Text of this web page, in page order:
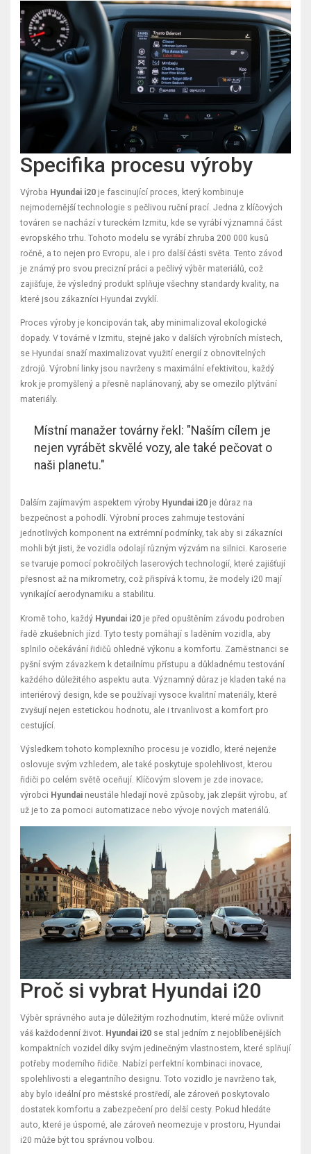
Specifika procesu výroby
Výroba Hyundai i20 je fascinující proces, který kombinuje
nejmodernější technologie s pečlivou ruční prací. Jedna z klíčových
továren se nachází v tureckém Izmitu, kde se vyrábí významná část
evropského trhu. Tohoto modelu se vyrábí zhruba 200 000 kusů
ročně, a to nejen pro Evropu, ale i pro další části světa. Tento závod
je známý pro svou precizní práci a pečlivý výběr materiálů, což
zajišťuje, že výsledný produkt splňuje všechny standardy kvality, na
které jsou zákazníci Hyundai zvyklí.
Proces výroby je koncipován tak, aby minimalizoval ekologické
dopady. V továrně v Izmitu, stejně jako v dalších výrobních místech,
se Hyundai snaží maximalizovat využití energií z obnovitelných
zdrojů. Výrobní linky jsou navrženy s maximální efektivitou, každý
krok je promyšlený a přesně naplánovaný, aby se omezilo plýtvání
materiály.
Místní manažer továrny řekl: "Naším cílem je
nejen vyrábět skvělé vozy, ale také pečovat o
naši planetu."
Dalším zajímavým aspektem výroby Hyundai i20 je důraz na
bezpečnost a pohodlí. Výrobní proces zahrnuje testování
jednotlivých komponent na extrémní podmínky, tak aby si zákazníci
mohli být jisti, že vozidla odolají různým výzvám na silnici. Karoserie
se tvaruje pomocí pokročilých laserových technologií, které zajišťují
přesnost až na mikrometry, což přispívá k tomu, že modely i20 mají
vynikající aerodynamiku a stabilitu.
Kromě toho, každý Hyundai i20 je před opuštěním závodu podroben
řadě zkušebních jízd. Tyto testy pomáhají s laděním vozidla, aby
splnilo očekávání řidičů ohledně výkonu a komfortu. Zaměstnanci se
pyšní svým závazkem k detailnímu přístupu a důkladnému testování
každého důležitého aspektu auta. Významný důraz je kladen také na
interiérový design, kde se používají vysoce kvalitní materiály, které
zvyšují nejen estetickou hodnotu, ale i trvanlivost a komfort pro
cestující.
Výsledkem tohoto komplexního procesu je vozidlo, které nejenže
oslovuje svým vzhledem, ale také poskytuje spolehlivost, kterou
řidiči po celém světě oceňují. Klíčovým slovem je zde inovace;
výrobci Hyundai neustále hledají nové způsoby, jak zlepšit výrobu, ať
už je to za pomoci automatizace nebo vývoje nových materiálů.
Proč si vybrat Hyundai i20
Výběr správného auta je důležitým rozhodnutím, které může ovlivnit
váš každodenní život. Hyundai i20 se stal jedním z nejoblíbenějších
kompaktních vozidel díky svým jedinečným vlastnostem, které splňují
potřeby moderního řidiče. Nabízí perfektní kombinaci inovace,
spolehlivosti a elegantního designu. Toto vozidlo je navrženo tak,
aby bylo ideální pro městské prostředí, ale zároveň poskytovalo
dostatek komfortu a zabezpečení pro delší cesty. Pokud hledáte
auto, které je úsporné, ale zároveň neomezuje v prostoru, Hyundai
i20 může být tou správnou volbou.